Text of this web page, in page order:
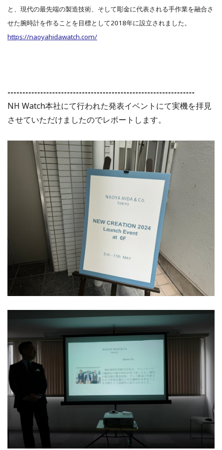
と、現代の最先端の製造技術、そして彫金に代表される手作業を融合さ
せた腕時計を作ることを目標として2018年に設立されました。
https://naoyahidawatch.com/
---------------------------------------------------------------
NH Watch本社にて行われた発表イベントにて実機を拝見
させていただけましたのでレポートします。